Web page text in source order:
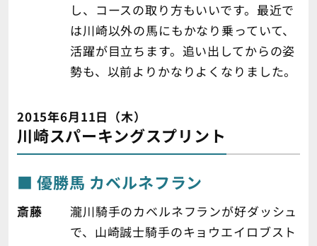
し、コースの取り方もいいです。最近で
は川崎以外の馬にもかなり乗っていて、
活躍が目立ちます。追い出してからの姿
勢も、以前よりかなりよくなりました。
2015年6月11日（木）
川崎スパーキングスプリント
優勝馬 カベルネフラン
斎藤
瀧川騎手のカベルネフランが好ダッシュ
で、山崎誠士騎手のキョウエイロブスト